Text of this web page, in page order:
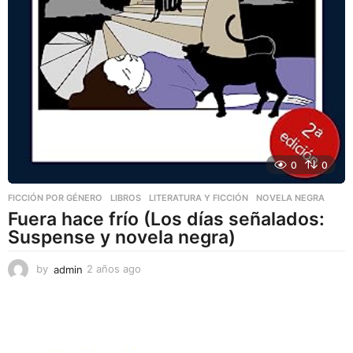
0 0
FICCIÓN POR GÉNERO ,LIBROS ,LITERATURA Y FICCIÓN NOVELA NEGRA
Fuera hace frío (Los días señalados:
Suspense y novela negra)
by admin 2 años ago